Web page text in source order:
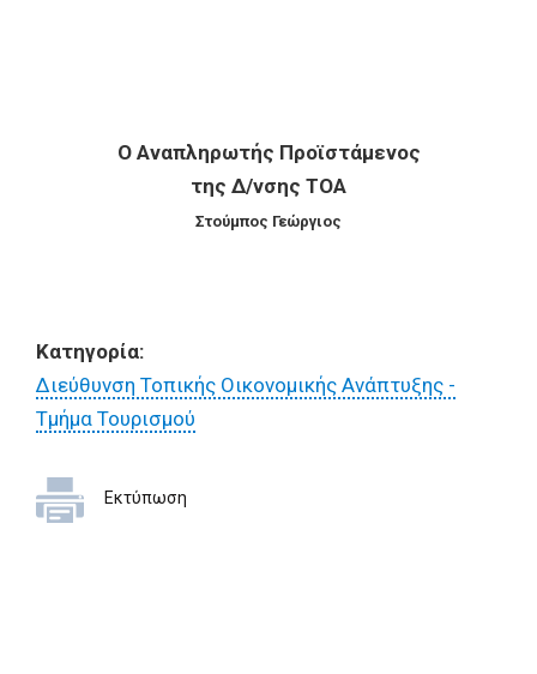
Ο Αναπληρωτής Προϊστάμενος
της Δ/νσης ΤΟΑ
Στούμπος Γεώργιος
Κατηγορία:
Διεύθυνση Τοπικής Οικονομικής Ανάπτυξης -
Τμήμα Τουρισμού
Εκτύπωση